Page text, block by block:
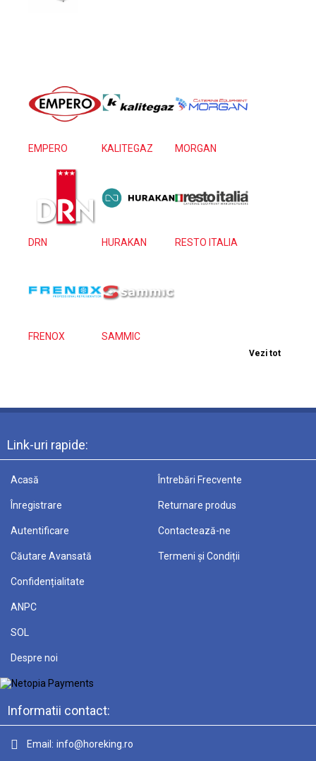
EMPERO KALITEGAZ MORGAN
DRN HURAKAN RESTO ITALIA
FRENOX SAMMIC
Vezi tot
Link-uri rapide:
Acasă
Înregistrare
Autentificare
Căutare Avansată
Întrebări Frecvente
Returnare produs
Contactează-ne
Termeni și Condiții
Confidențialitate
ANPC
SOL
Despre noi
Informatii contact:
Email: info@horeking.ro